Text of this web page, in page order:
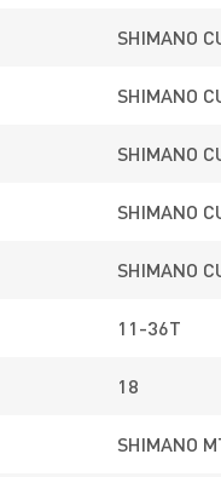
SHIMANO
SHIMANO
SHIMANO
SHIMANO
SHIMANO
11-36T
18
SHIMANO